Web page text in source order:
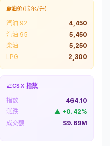
⛽油价(瑞尔/升)
汽油 92
4,450
汽油 95
5,450
柴油
5,250
LPG
2,300
📈CSX 指数
指数
464.10
涨跌
▲ +0.42%
成交额
$9.69M